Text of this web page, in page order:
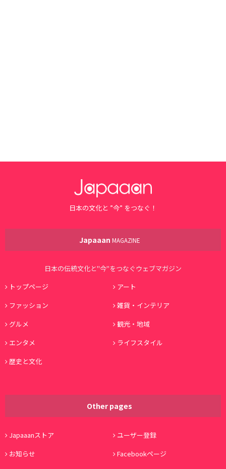
日本の文化と ”今” をつなぐ！
Japaaan MAGAZINE
日本の伝統文化と"今"をつなぐウェブマガジン
トップページ
アート
ファッション
雑貨・インテリア
グルメ
観光・地域
エンタメ
ライフスタイル
歴史と文化
Other pages
Japaaanストア
ユーザー登録
お知らせ
Facebookページ